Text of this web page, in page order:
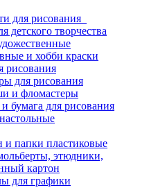
для рисования
детского творчества
и хобби краски
рисования
для рисования
и фломастеры
бумага для рисования
и папки пластиковые
этюдники,
картон
для графики